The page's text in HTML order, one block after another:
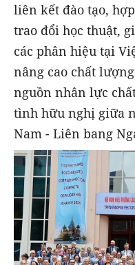
liên kết đào tạo,
trao đổi học thuật,
các phân hiệu tại
nâng cao chất
nguồn nhân lực
tình hữu nghị giữa
Nam - Liên bang